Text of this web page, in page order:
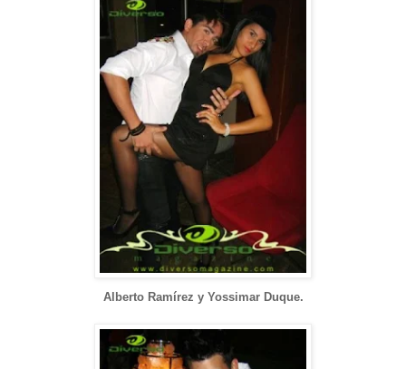
Alberto Ramírez y Yossimar Duque.